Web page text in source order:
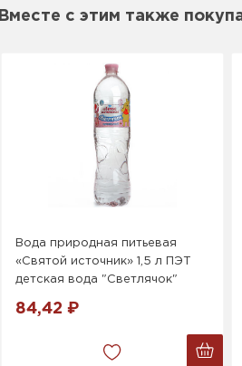
Вместе с этим также
Вода природная питьевая
«Святой источник» 1,5 л ПЭТ
детская вода "Светлячок"
84,42 ₽